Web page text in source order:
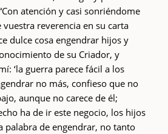
atención y casi sonriéndome
reverencia en su carta
dulce cosa engendrar hijos y
de su Criador, y
‘la guerra parece fácil a los
no más, confieso que no
aunque no carece de él;
ha de ir este negocio, los hijos
palabra de engendrar, no tanto